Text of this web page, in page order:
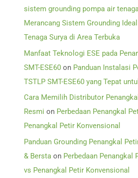
sistem grounding pompa air
Merancang Sistem Grounding
Tenaga Surya di Area Terbuka
Manfaat Teknologi ESE pada
SMT-ESE60 on Panduan Instalasi
TSTLP SMT-ESE60 yang Tepat
Cara Memilih Distributor
Resmi on Perbedaan Penangkal
Penangkal Petir Konvensional
Panduan Grounding Penangkal
& Bersta on Perbedaan Penangkal
vs Penangkal Petir Konvensional